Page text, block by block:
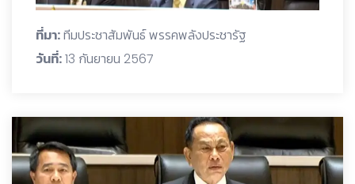
ที่มา:ทีมประชาสัมพันธ์ พรรคพลังประชารัฐ
วันที่:13 กันยายน 2567